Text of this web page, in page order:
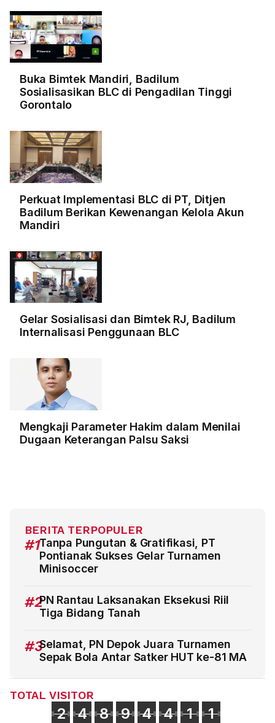
Buka Bimtek Mandiri, Badilum
Sosialisasikan BLC di Pengadilan Tinggi
Gorontalo
Perkuat Implementasi BLC di PT, Ditjen
Badilum Berikan Kewenangan Kelola Akun
Mandiri
Gelar Sosialisasi dan Bimtek RJ, Badilum
Internalisasi Penggunaan BLC
Mengkaji Parameter Hakim dalam Menilai
Dugaan Keterangan Palsu Saksi
BERITA TERPOPULER
#1Tanpa Pungutan & Gratifikasi, PT
Pontianak Sukses Gelar Turnamen
Minisoccer
#2PN Rantau Laksanakan Eksekusi Riil
Tiga Bidang Tanah
#3Selamat, PN Depok Juara Turnamen
Sepak Bola Antar Satker HUT ke-81 MA
TOTAL VISITOR
2 4 8 9 4 4 1 1